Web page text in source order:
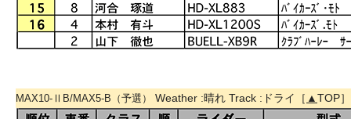
MAX10-ⅡB/MAX5-B（予選） Weather :晴れ Track :ドライ［ ▲TOP］